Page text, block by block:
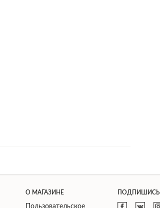
О МАГАЗИНЕ
Пользовательское
ПОДПИШИСЬ